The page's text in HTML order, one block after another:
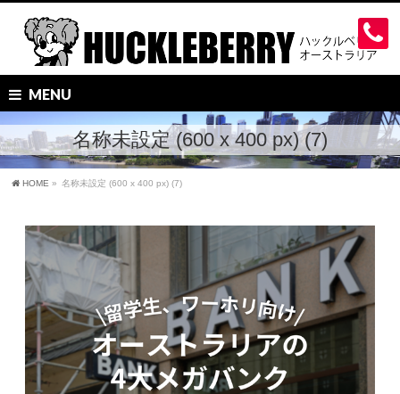
MENU
名称未設定 (600 x 400 px) (7)
HOME » 名称未設定 (600 x 400 px) (7)